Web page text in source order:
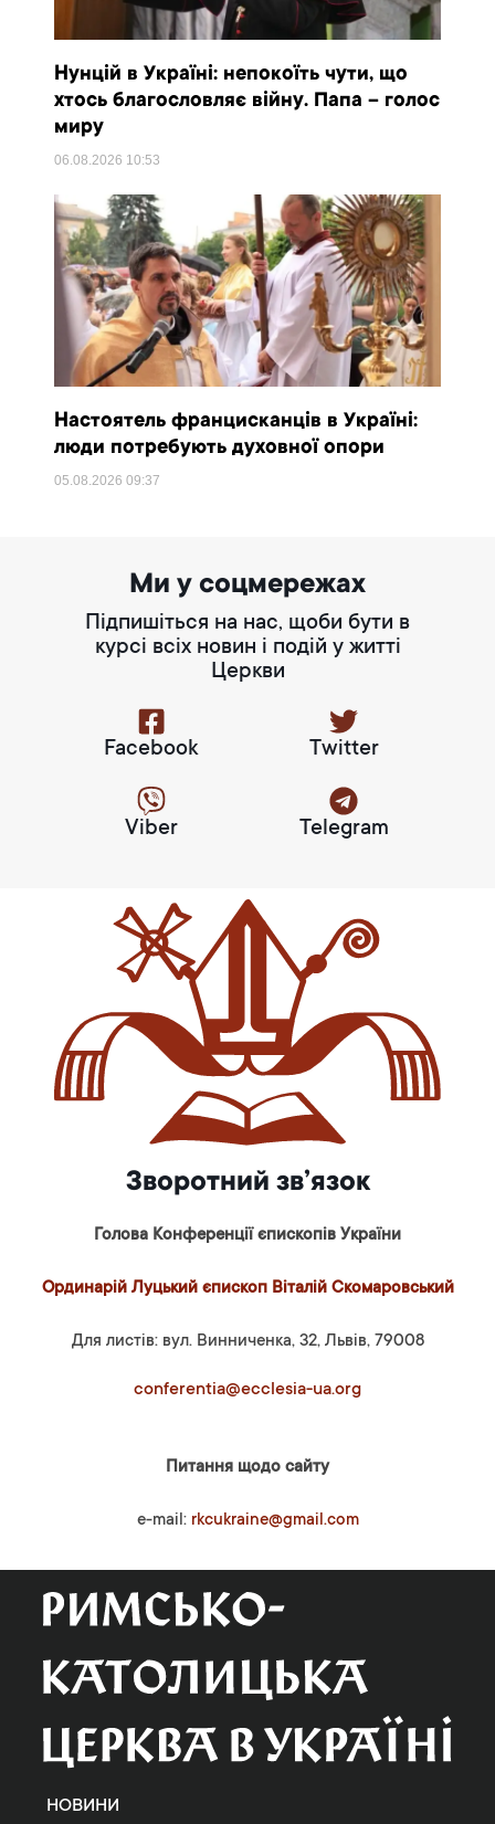
Нунцій в Україні: непокоїть чути, що
хтось благословляє війну. Папа – голос
миру
06.08.2026 10:53
Настоятель францисканців в Україні:
люди потребують духовної опори
05.08.202609:37
Ми у соцмережах
Підпишіться на нас, щоби бути в
курсі всіх новин і подій у житті
Церкви
Facebook Twitter
Viber Telegram
Зворотний зв’язок
Голова Конференції єпископів України
Ординарій Луцький єпископ Віталій Скомаровський
Для листів: вул. Винниченка, 32, Львів, 79008
conferentia@ecclesia-ua.org
Питання щодо сайту
e-mail: rkcukraine@gmail.com
НОВИНИ